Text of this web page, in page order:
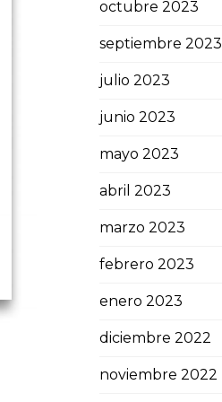
octubre 2023
septiembre 2023
julio 2023
junio 2023
mayo 2023
abril 2023
marzo 2023
febrero 2023
enero 2023
diciembre 2022
noviembre 2022